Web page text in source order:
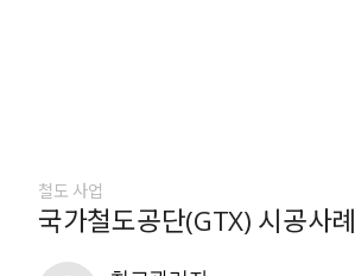
철도 사업
국가철도공단(GTX) 시공사례